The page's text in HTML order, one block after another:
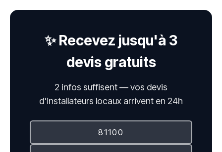
✨ Recevez jusqu'à 3
devis gratuits
2 infos suffisent — vos devis
d'installateurs locaux arrivent en 24h